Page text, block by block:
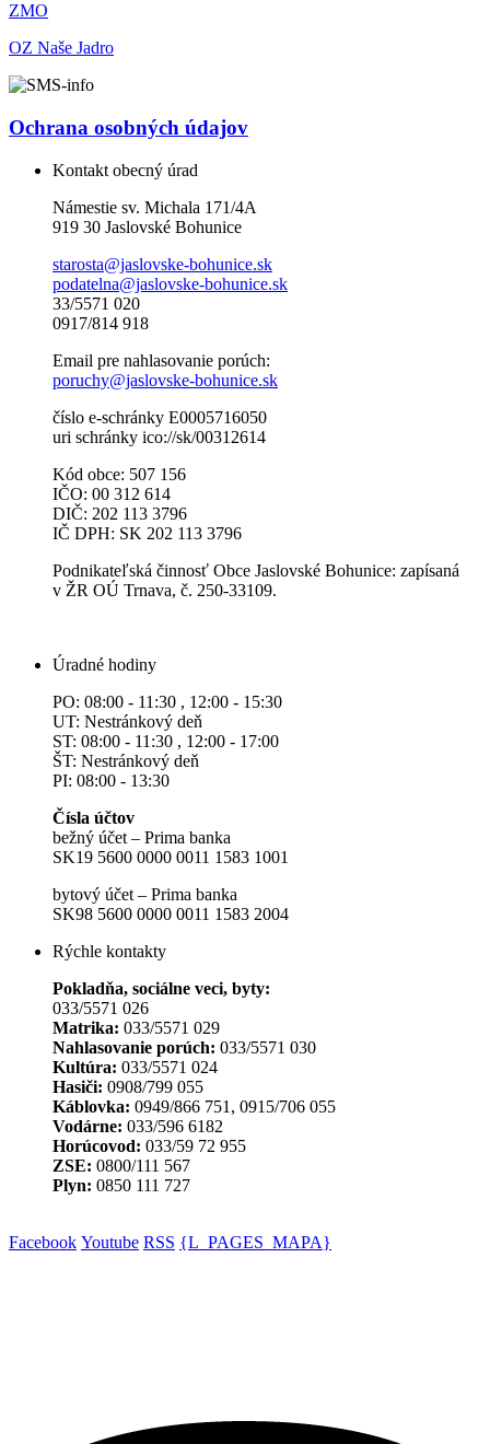
ZMO
OZ Naše Jadro
Ochrana osobných údajov
Kontakt obecný úrad
Námestie sv. Michala 171/4A
919 30 Jaslovské Bohunice
starosta@jaslovske-bohunice.sk
podatelna@jaslovske-bohunice.sk
33/5571 020
0917/814 918
Email pre nahlasovanie porúch:
poruchy@jaslovske-bohunice.sk
číslo e-schránky E0005716050
uri schránky ico://sk/00312614
Kód obce: 507 156
IČO: 00 312 614
DIČ: 202 113 3796
IČ DPH: SK 202 113 3796
Podnikateľská činnosť Obce Jaslovské Bohunice: zapísaná
v ŽR OÚ Trnava, č. 250-33109.
Úradné hodiny
PO: 08:00 - 11:30 , 12:00 - 15:30
UT: Nestránkový deň
ST: 08:00 - 11:30 , 12:00 - 17:00
ŠT: Nestránkový deň
PI: 08:00 - 13:30
Čísla účtov
bežný účet – Prima banka
SK19 5600 0000 0011 1583 1001
bytový účet – Prima banka
SK98 5600 0000 0011 1583 2004
Rýchle kontakty
Pokladňa, sociálne veci, byty:
033/5571 026
Matrika: 033/5571 029
Nahlasovanie porúch: 033/5571 030
Kultúra: 033/5571 024
Hasiči: 0908/799 055
Káblovka: 0949/866 751, 0915/706 055
Vodárne: 033/596 6182
Horúcovod: 033/59 72 955
ZSE: 0800/111 567
Plyn: 0850 111 727
Facebook Youtube RSS {L_PAGES_MAPA}